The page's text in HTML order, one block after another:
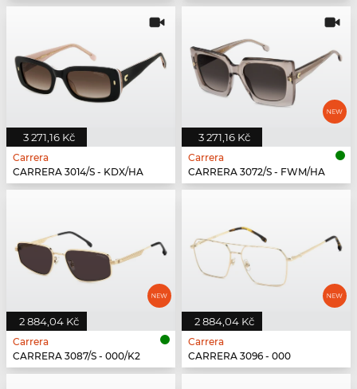
3 271,16 Kč
Carrera
CARRERA 3014/S - KDX/HA
3 271,16 Kč
Carrera
CARRERA 3072/S - FWM/HA
2 884,04 Kč
Carrera
CARRERA 3087/S - 000/K2
2 884,04 Kč
Carrera
CARRERA 3096 - 000